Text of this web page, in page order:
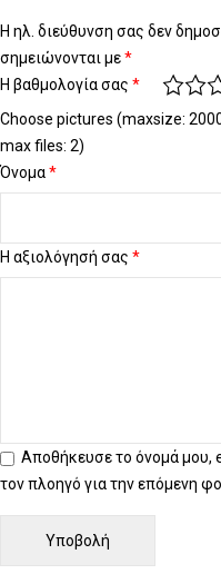
Η ηλ. διεύθυνση σας δεν
σημειώνονται με*
Η βαθμολογία σας *
Η αξιολόγησή σας *
Choose pictures (maxsize:
max files: 2)
Όνομα*
Αποθήκευσε το όνομά μου,
τον πλοηγό για την επόμενη